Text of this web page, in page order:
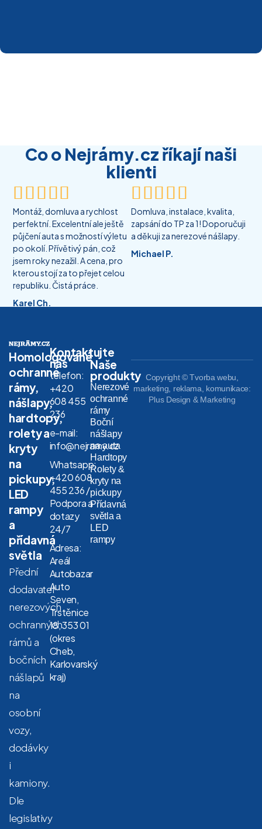
Co o Nejrámy.cz říkají naši
klienti

Montáž, domluva a rychlost
perfektní. Excelentní ale ještě
půjčení auta s možností výletu
po okolí. Přívětivý pán, což
jsem roky nezažil. A cena, pro
kterou stojí za to přejet celou
republiku. Čistá práce.
Karel Ch.

Domluva, instalace, kvalita,
zapsání do TP za 1! Doporučuji
a děkuji za nerezové nášlapy.
Michael P.
Homologované
ochranné
rámy,
nášlapy,
hardtopy,
rolety a
kryty
na
pickupy,
LED
rampy
a
přídavná
světla
Přední
dodavatel
nerezových
ochranných
rámů a
bočních
nášlapů
na
osobní
vozy,
dodávky
i
kamiony.
Dle
legislativy
Kontaktujte
nás
telefon:
+420
608 455
236
e-mail:
info@nejramy.cz
Whatsapp:
+420 608
455 236 /
Podpora a
dotazy
24/7
Adresa:
Areál
Autobazar
Auto
Seven,
Trstěnice
18, 353 01
(okres
Cheb,
Karlovarský
kraj)
Naše
produkty
Nerezové
ochranné
rámy
Boční
nášlapy
na auta
Hardtopy
Rolety &
kryty na
pickupy
Přídavná
světla a
LED
rampy
Copyright © Tvorba webu,
marketing, reklama, komunikace:
Plus Design & Marketing